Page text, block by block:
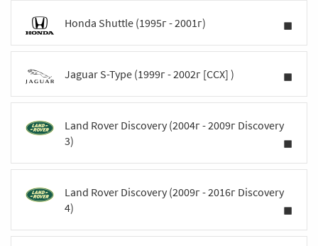
Honda Shuttle (1995г - 2001г)
Jaguar S-Type (1999г - 2002г [CCX] )
Land Rover Discovery (2004г - 2009г Discovery
3)
Land Rover Discovery (2009г - 2016г Discovery
4)